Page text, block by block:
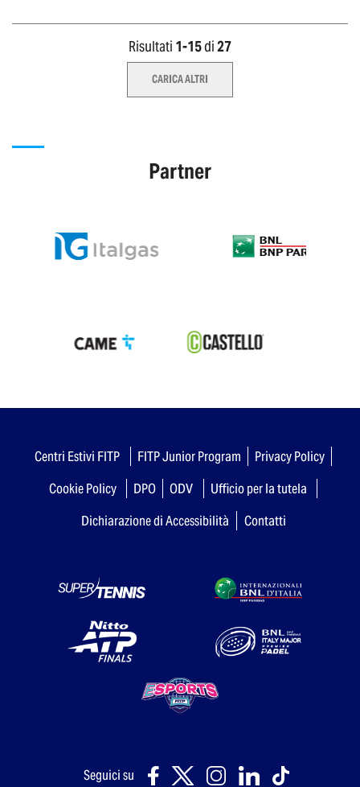
Risultati 1-15di27
CARICA ALTRI
Partner
Centri Estivi FITP FITP Junior Program
Privacy Policy
Cookie Policy
DPO ODV
Ufficio per la tutela
Dichiarazione di Accessibilità
Contatti
Seguici su